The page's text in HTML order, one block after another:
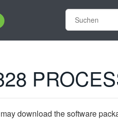
download the software